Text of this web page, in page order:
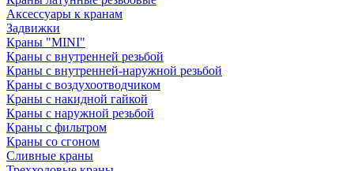
Аксессуары к кранам
Задвижки
Краны "MINI"
Краны с внутренней резьбой
Краны с внутренней-наружной резьбой
Краны с воздухоотводчиком
Краны с накидной гайкой
Краны с наружной резьбой
Краны с фильтром
Краны со сгоном
Сливные краны